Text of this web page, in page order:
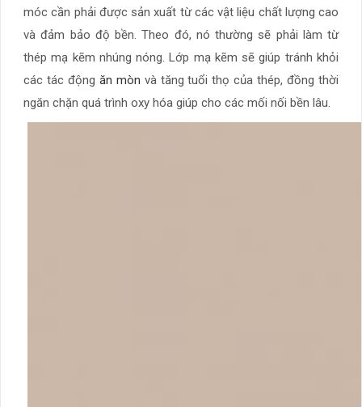
móc cần phải được sản xuất từ các vật liệu chất lượng cao
và đảm bảo độ bền. Theo đó, nó thường sẽ phải làm từ
thép mạ kẽm nhúng nóng. Lớp mạ kẽm sẽ giúp tránh khỏi
các tác động ăn mòn và tăng tuổi thọ của thép, đồng thời
ngăn chặn quá trình oxy hóa giúp cho các mối nối bền lâu.